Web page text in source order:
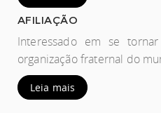
AFILIAÇÃO
Interessado em se
organização fraternal do
Leia mais